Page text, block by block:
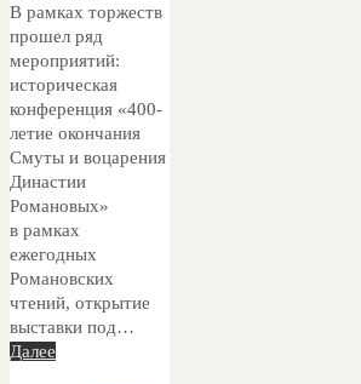
В рамках торжеств
прошел ряд
мероприятий:
историческая
конференция «400-
летие окончания
Смуты и воцарения
Династии
Романовых»
в рамках
ежегодных
Романовских
чтений, открытие
выставки под…
Далее